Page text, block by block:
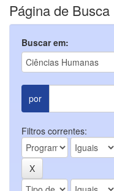
Página de Busca
Buscar em:
por
Filtros correntes: